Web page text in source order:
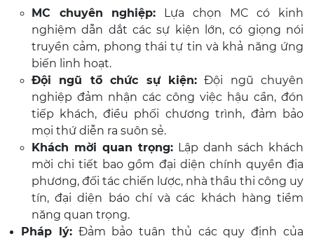
MC chuyên nghiệp: Lựa chọn MC có kinh
nghiệm dẫn dắt các sự kiện lớn, có giọng nói
truyền cảm, phong thái tự tin và khả năng ứng
biến linh hoạt.
Đội ngũ tổ chức sự kiện:Đội ngũ chuyên
nghiệp đảm nhận các công việc hậu cần, đón
tiếp khách, điều phối chương trình, đảm bảo
mọi thứ diễn ra suôn sẻ.
Khách mời quan trọng: Lập danh sách khách
mời chi tiết bao gồm đại diện chính quyền địa
phương, đối tác chiến lược, nhà thầu thi công uy
tín, đại diện báo chí và các khách hàng tiềm
năng quan trọng.
Pháp lý:Đảm bảo tuân thủ các quy định của